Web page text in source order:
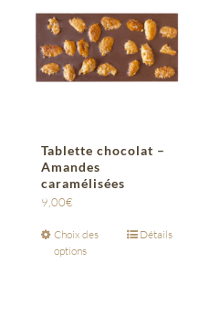
Tablette chocolat –
Amandes
caramélisées
9,00€
Choix des
options
Détails